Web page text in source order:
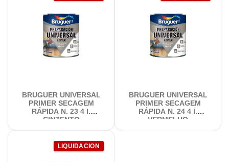
BRUGUER UNIVERSAL
PRIMER SECAGEM
RÁPIDA N. 23 4 l.
CINZENTO
BRUGUER UNIVERSAL
PRIMER SECAGEM
RÁPIDA N. 24 4 l.
VERMELHO
LIQUIDACION